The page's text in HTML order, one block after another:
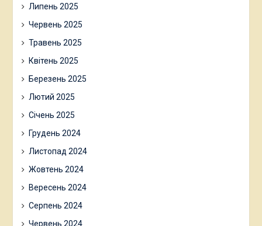
Липень 2025
Червень 2025
Травень 2025
Квітень 2025
Березень 2025
Лютий 2025
Січень 2025
Грудень 2024
Листопад 2024
Жовтень 2024
Вересень 2024
Серпень 2024
Червень 2024